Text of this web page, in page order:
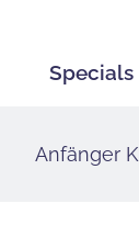
Specials
Anfänger